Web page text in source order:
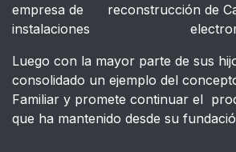
empresa de reconstrucción de
instalaciones
Luego con la mayor parte de sus
consolidado un ejemplo del
Familiar y promete continuar el
que ha mantenido desde su